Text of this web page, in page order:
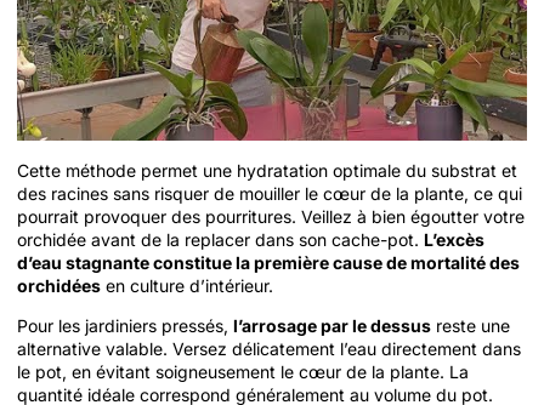
Cette méthode permet une hydratation optimale du substrat et
des racines sans risquer de mouiller le cœur de la plante, ce qui
pourrait provoquer des pourritures. Veillez à bien égoutter votre
orchidée avant de la replacer dans son cache-pot. L’excès
d’eau stagnante constitue la première cause de mortalité des
orchidées en culture d’intérieur.
Pour les jardiniers pressés, l’arrosage par le dessus reste une
alternative valable. Versez délicatement l’eau directement dans
le pot, en évitant soigneusement le cœur de la plante. La
quantité idéale correspond généralement au volume du pot.